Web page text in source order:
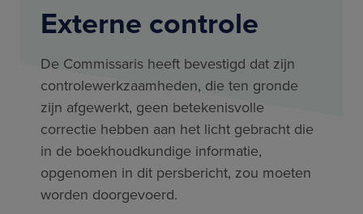
Externe controle
De Commissaris heeft bevestigd dat zijn
controlewerkzaamheden, die ten gronde
zijn afgewerkt, geen betekenisvolle
correctie hebben aan het licht gebracht die
in de boekhoudkundige informatie,
opgenomen in dit persbericht, zou moeten
worden doorgevoerd.